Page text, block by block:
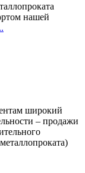
нашей
широкий
– продажи